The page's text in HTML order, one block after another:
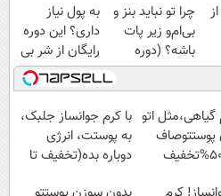
چرا تو نباید بنز و
بی‌ام‌و زیر پات
باشه؟ (دوره
رایگان درآمد
میلیاردی)
به پول نیاز
داری؟ این دوره
رایگان از شر بی
پولی خلاصت
میکنه
گیاهی،مثل اتو
پوستتوصاف
با کرم جوانساز جلبک،
به پوستت، انرژی
دوباره بده(تخفیف تا